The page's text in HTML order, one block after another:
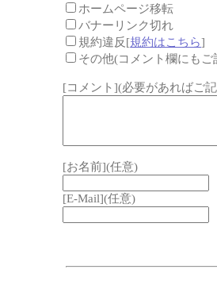
ホームページ移転
バナーリンク切れ
規約違反[規約はこちら]
その他(コメント欄にもご
[コメント](必要があればご
[お名前](任意)
[E-Mail](任意)